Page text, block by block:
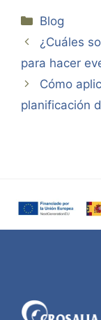
Categorías
Blog
¿Cuáles
para hacer
Cómo
planificación